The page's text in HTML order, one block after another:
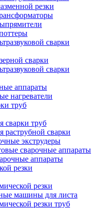
резки
сварки
сварки
сварки
аппараты
нагреватели
труб
сварки труб
раструбной сварки
экструдеры
сварочные аппараты
аппараты
резки
резки
машины для листа
резки труб